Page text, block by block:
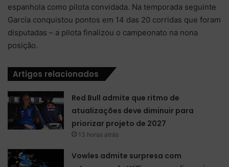
espanhola como pilota convidada. Na temporada seguinte
García conquistou pontos em 14 das 20 corridas que foram
disputadas – a pilota finalizou o campeonato na nona
posição.
Artigos relacionados
Red Bull admite que ritmo de
atualizações deve diminuir para
priorizar projeto de 2027
13 horas atrás
Vowles admite surpresa com